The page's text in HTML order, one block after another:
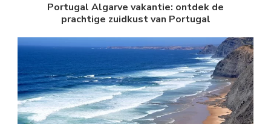
Portugal Algarve vakantie: ontdek de
prachtige zuidkust van Portugal